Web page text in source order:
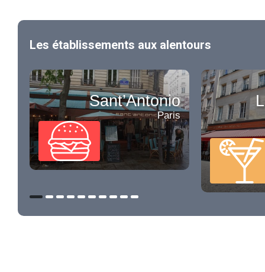
Les établissements aux alentours
Sant’Antonio
Paris